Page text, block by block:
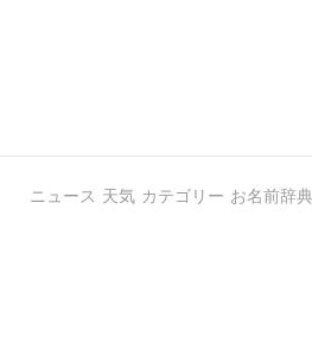
ニュース 天気 カテゴリー お名前辞典